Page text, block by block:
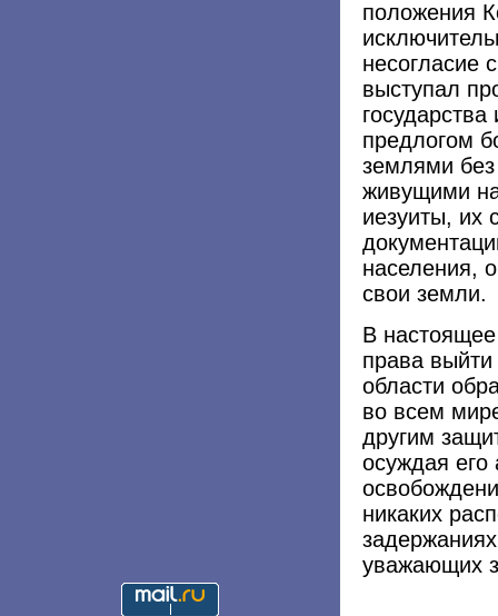
положения
несогласие
выступал
предлогом
землями без
живущими
иезуиты, их
населения,
свои земли.
В
права
области
во всем
другим
осуждая его
никаких
уважающих